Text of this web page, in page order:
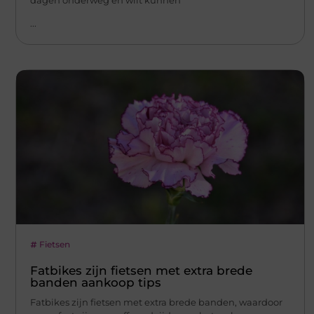
...
Fietsen
Fatbikes zijn fietsen met extra brede
banden aankoop tips
Fatbikes zijn fietsen met extra brede banden, waardoor